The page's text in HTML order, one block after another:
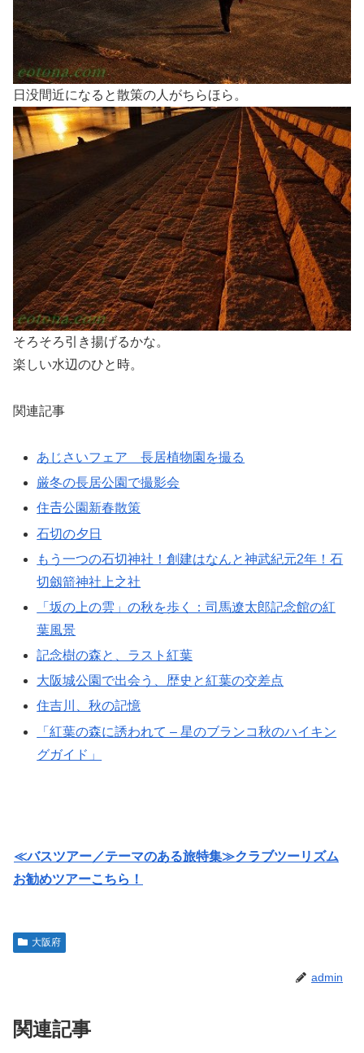
日没間近になると散策の人がちらほら。
そろそろ引き揚げるかな。
楽しい水辺のひと時。
関連記事
あじさいフェア 長居植物園を撮る
厳冬の長居公園で撮影会
住𠮷公園新春散策
石切の夕日
もう一つの石切神社！創建はなんと神武紀元2年！石
切劔箭神社上之社
「坂の上の雲」の秋を歩く：司馬遼太郎記念館の紅
葉風景
記念樹の森と、ラスト紅葉
大阪城公園で出会う、歴史と紅葉の交差点
住吉川、秋の記憶
「紅葉の森に誘われて – 星のブランコ秋のハイキン
グガイド」
≪バスツアー／テーマのある旅特集≫クラブツーリズム
お勧めツアーこちら！
大阪府
admin
関連記事